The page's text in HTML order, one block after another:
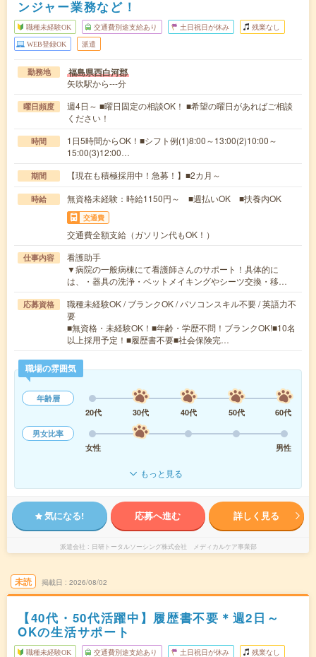
ンジャー業務など！
職種未経験OK 交通費別途支給あり 土日祝日が休み 残業なし
WEB登録OK 派遣
勤務地 福島県西白河郡
矢吹駅から---分
曜日頻度
週4日～ ■曜日固定の相談OK！ ■希望の曜日があればご相談
ください！
時間
1日5時間からOK！■シフト例(1)8:00～13:00(2)10:00～
15:00(3)12:00…
期間 【現在も積極採用中！急募！】■2カ月～
時給 無資格未経験：時給1150円～ ■週払いOK ■扶養内OK
交通費
交通費全額支給（ガソリン代もOK！）
仕事内容
看護助手
▼病院の一般病棟にて看護師さんのサポート！具体的に
は、・器具の洗浄・ベットメイキングやシーツ交換・移…
応募資格
職種未経験OK / ブランクOK / パソコンスキル不要 / 英語力不
要
■無資格・未経験OK！■年齢・学歴不問！ブランクOK!■10名
以上採用予定！■履歴書不要■社会保険完…
職場の雰囲気
年齢層
20代
30代 40代 50代
60代
男女比率
女性
男性
もっと見る
気になる! 応募へ進む 詳しく見る
派遣会社 日研トータルソーシング株式会社 メディカルケア事業部
未読 掲載日 2026/08/02
【40代・50代活躍中】履歴書不要＊週2日～
OKの生活サポート
職種未経験OK 交通費別途支給あり 土日祝日が休み 残業なし